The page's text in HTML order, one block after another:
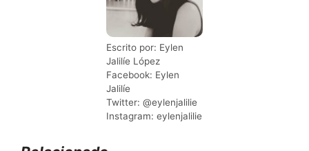
Escrito por: Eylen
Jalilíe López
Facebook: Eylen
Jalilíe
Twitter: @eylenjalilie
Instagram: eylenjalilie